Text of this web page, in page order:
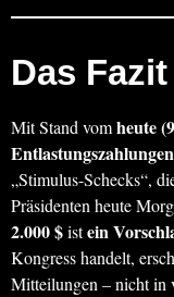
Das Fazit
Mit Stand vomheute
„Stimulus-Schecks“,
Präsidenten heute
2.000 $istein
Kongress handelt,
Mitteilungen – nicht in